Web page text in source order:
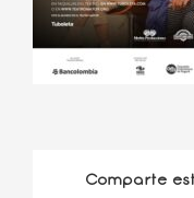
Comparte